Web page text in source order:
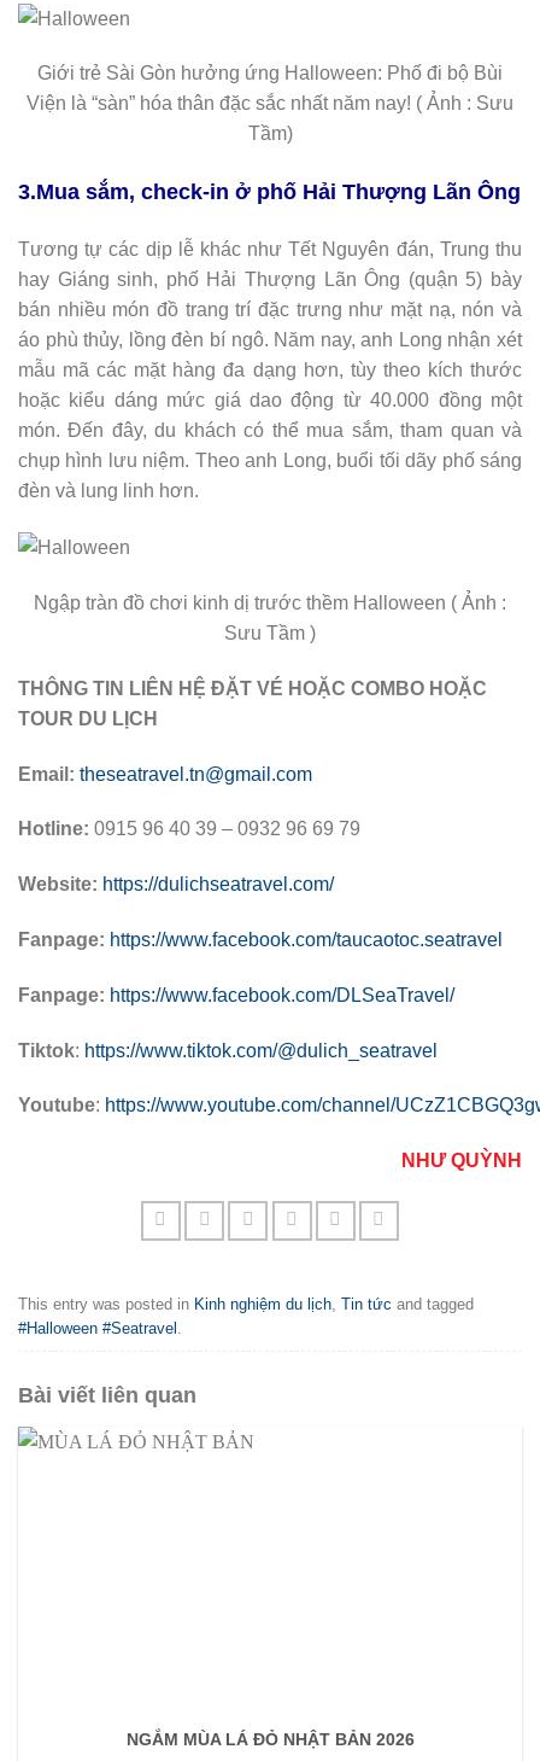
Giới trẻ Sài Gòn hưởng ứng Halloween: Phố đi bộ Bùi
Viện là “sàn” hóa thân đặc sắc nhất năm nay! ( Ảnh : Sưu
Tầm)
3.Mua sắm, check-in ở phố Hải Thượng Lãn Ông
Tương tự các dịp lễ khác như Tết Nguyên đán, Trung thu
hay Giáng sinh, phố Hải Thượng Lãn Ông (quận 5) bày
bán nhiều món đồ trang trí đặc trưng như mặt nạ, nón và
áo phù thủy, lồng đèn bí ngô. Năm nay, anh Long nhận xét
mẫu mã các mặt hàng đa dạng hơn, tùy theo kích thước
hoặc kiểu dáng mức giá dao động từ 40.000 đồng một
món. Đến đây, du khách có thể mua sắm, tham quan và
chụp hình lưu niệm. Theo anh Long, buổi tối dãy phố sáng
đèn và lung linh hơn.
Ngập tràn đồ chơi kinh dị trước thềm Halloween ( Ảnh :
Sưu Tầm )
THÔNG TIN LIÊN HỆ ĐẶT VÉ HOẶC COMBO HOẶC
TOUR DU LỊCH
Email: theseatravel.tn@gmail.com
Hotline: 0915 96 40 39 – 0932 96 69 79
Website: https://dulichseatravel.com/
Fanpage: https://www.facebook.com/taucaotoc.seatravel
Fanpage: https://www.facebook.com/DLSeaTravel/
Tiktok: https://www.tiktok.com/@dulich_seatravel
Youtube: https://www.youtube.com/channel/
NHƯ QUỲNH
This entry was posted in Kinh nghiệm du lịch, Tin tức and tagged
#Halloween #Seatravel .
Bài viết liên quan
NGẮM MÙA LÁ ĐỎ NHẬT BẢN 2026